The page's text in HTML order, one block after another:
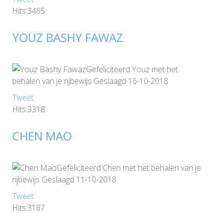
Hits:3485
YOUZ BASHY FAWAZ
Gefeliciteerd Youz met het
behalen van je rijbewijs Geslaagd 16-10-2018
Tweet
Hits:3318
CHEN MAO
Gefeliciteerd Chen met het behalen van je
rijbewijs Geslaagd 11-10-2018
Tweet
Hits:3187